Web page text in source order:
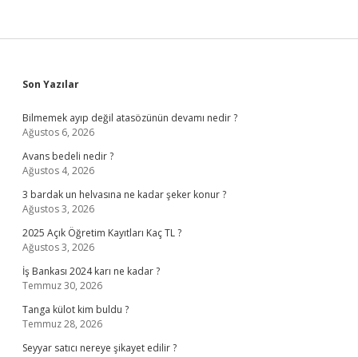
Sidebar
Son Yazılar
Bilmemek ayıp değil atasözünün devamı nedir ?
Ağustos 6, 2026
Avans bedeli nedir ?
Ağustos 4, 2026
3 bardak un helvasına ne kadar şeker konur ?
Ağustos 3, 2026
2025 Açık Öğretim Kayıtları Kaç TL ?
Ağustos 3, 2026
İş Bankası 2024 karı ne kadar ?
Temmuz 30, 2026
Tanga külot kim buldu ?
Temmuz 28, 2026
Seyyar satıcı nereye şikayet edilir ?